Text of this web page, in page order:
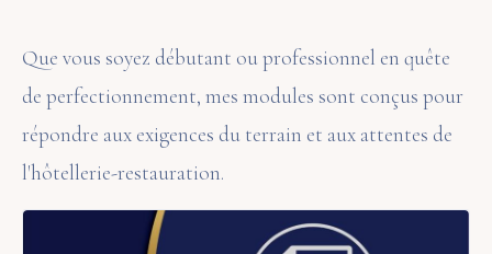
Que vous soyez débutant ou professionnel en quête
de perfectionnement, mes modules sont conçus pour
répondre aux exigences du terrain et aux attentes de
l'hôtellerie-restauration.